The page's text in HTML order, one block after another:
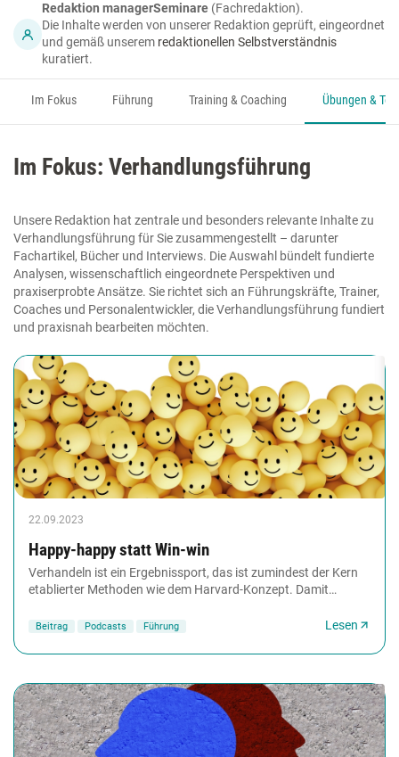
Redaktion managerSeminare (Fachredaktion).
Die Inhalte werden von unserer Redaktion geprüft, eingeordnet
und gemäß unserem redaktionellen Selbstverständnis
kuratiert.
Im Fokus Führung Training & Coaching Übungen &
Im Fokus: Verhandlungsführung
Unsere Redaktion hat zentrale und besonders relevante Inhalte zu
Verhandlungsführung für Sie zusammengestellt – darunter
Fachartikel, Bücher und Interviews. Die Auswahl bündelt fundierte
Analysen, wissenschaftlich eingeordnete Perspektiven und
praxiserprobte Ansätze. Sie richtet sich an Führungskräfte, Trainer,
Coaches und Personalentwickler, die Verhandlungsführung fundiert
und praxisnah bearbeiten möchten.
22.09.2023
Happy-happy statt Win-win
Verhandeln ist ein Ergebnissport, das ist zumindest der Kern
etablierter Methoden wie dem Harvard-Konzept. Damit
Beitrag Podcasts Führung Lesen